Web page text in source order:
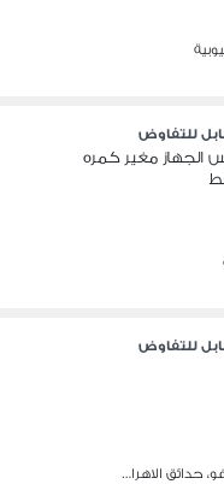
للتفاوض
الجهاز مغير كمره
للتفاوض
حدائق الاهرا…